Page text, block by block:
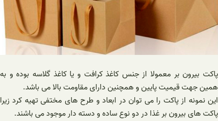
پاکت بیرون بر معمولا از جنس کاغذ کرافت و یا کاغذ گلاسه بوده و به
همین جهت قیمیت پایین و همچنین دارای مقاومت بالا می باشد.
این نمونه از پاکت را می توان در ابعاد و طرح های مختفی تهیه کرد زیرا
پاکت های بیرون بر غذا در دو نوع ساده و دسته دار موجود می باشند.